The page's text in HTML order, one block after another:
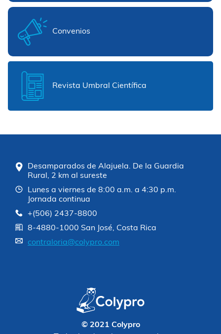
Convenios
Revista Umbral Científica
Desamparados de Alajuela. De la Guardia
Rural, 2 km al sureste
Lunes a viernes de 8:00 a.m. a 4:30 p.m.
Jornada continua
+(506) 2437-8800
8-4880-1000 San José, Costa Rica
contraloria@colypro.com
© 2021 Colypro